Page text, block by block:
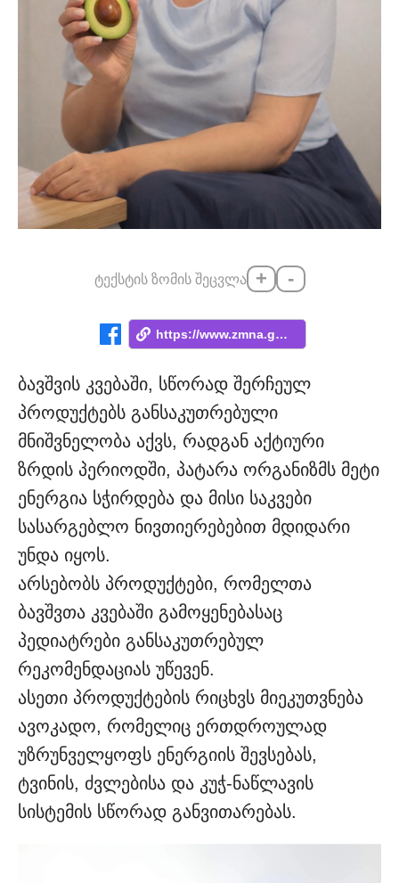
ტექსტის ზომის შეცვლა + -
https://www.zmna.ge/news/aktsiet-avokado...
ბავშვის კვებაში, სწორად შერჩეულ
პროდუქტებს განსაკუთრებული
მნიშვნელობა აქვს, რადგან აქტიური
ზრდის პერიოდში, პატარა ორგანიზმს მეტი
ენერგია სჭირდება და მისი საკვები
სასარგებლო ნივთიერებებით მდიდარი
უნდა იყოს.
არსებობს პროდუქტები, რომელთა
ბავშვთა კვებაში გამოყენებასაც
პედიატრები განსაკუთრებულ
რეკომენდაციას უწევენ.
ასეთი პროდუქტების რიცხვს მიეკუთვნება
ავოკადო, რომელიც ერთდროულად
უზრუნველყოფს ენერგიის შევსებას,
ტვინის, ძვლებისა და კუჭ-ნაწლავის
სისტემის სწორად განვითარებას.